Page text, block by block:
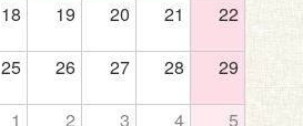
18 19 20 21 22
25 26 27 28 29
1 2 3 4 5